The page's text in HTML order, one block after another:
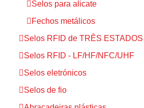
Selos para alicate
Fechos metálicos
Selos RFID de TRÊS ESTADOS
Selos RFID - LF/HF/NFC/UHF
Selos eletrónicos
Selos de fio